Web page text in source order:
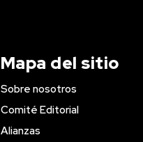
Mapa del sitio
Sobre nosotros
Comité Editorial
Alianzas